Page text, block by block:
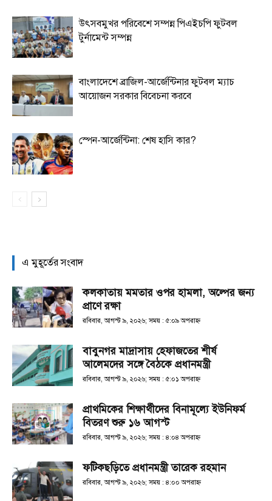
উৎসবমুখর পরিবেশে সম্পন্ন পিএইচপি ফুটবল
টুর্নামেন্ট সম্পন্ন
বাংলাদেশে ব্রাজিল-আর্জেন্টিনার ফুটবল ম্যাচ
আয়োজন সরকার বিবেচনা করবে
স্পেন-আর্জেন্টিনা: শেষ হাসি কার?
এ মুহূর্তের সংবাদ
কলকাতায় মমতার ওপর হামলা, অল্পের জন্য
প্রাণে রক্ষা
রবিবার, আগস্ট ৯, ২০২৬; সময় : ৫:০৯ অপরাহ্ণ
বাবুনগর মাদ্রাসায় হেফাজতের শীর্ষ
আলেমদের সঙ্গে বৈঠকে প্রধানমন্ত্রী
রবিবার, আগস্ট ৯, ২০২৬; সময় : ৫:০১ অপরাহ্ণ
প্রাথমিকের শিক্ষার্থীদের বিনামূল্যে ইউনিফর্ম
বিতরণ শুরু ১৬ আগস্ট
রবিবার, আগস্ট ৯, ২০২৬; সময় : ৪:০৪ অপরাহ্ণ
ফটিকছড়িতে প্রধানমন্ত্রী তারেক রহমান
রবিবার, আগস্ট ৯, ২০২৬; সময় : ৪:০০ অপরাহ্ণ